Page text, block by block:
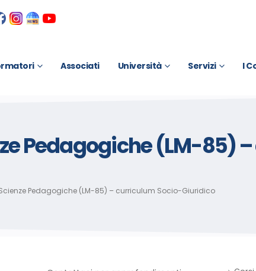
Associati Università Servizi I
Pedagogiche (LM-85)
Pedagogiche (LM-85) – curriculum Socio-Giuridico